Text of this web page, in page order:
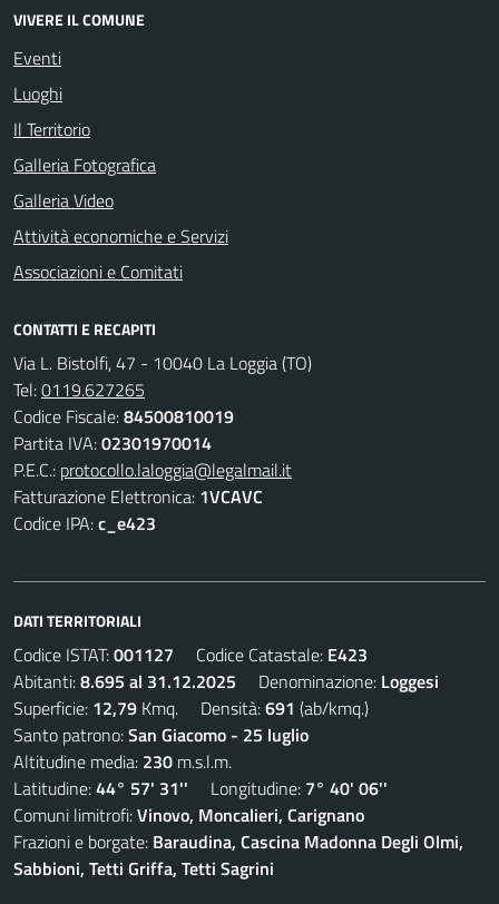
VIVERE IL COMUNE
Eventi
Luoghi
Il Territorio
Galleria Fotografica
Galleria Video
Attività economiche e Servizi
Associazioni e Comitati
CONTATTI E RECAPITI
Via L. Bistolfi, 47 - 10040 La Loggia (TO)
Tel:0119.627265
Codice Fiscale:84500810019
Partita IVA:02301970014
P.E.C.: protocollo.laloggia@legalmail.it
Fatturazione Elettronica: 1VCAVC
Codice IPA:c_e423
DATI TERRITORIALI
Codice ISTAT:001127 Codice Catastale: E423
Abitanti:8.695 al 31.12.2025 Denominazione: Loggesi
Superficie: 12,79 Kmq. Densità:691 (ab/kmq.)
Santo patrono:San Giacomo - 25 luglio
Altitudine media: 230 m.s.l.m.
Latitudine:44° 57' 31'' Longitudine: 7° 40' 06''
Comuni limitrofi:Vinovo, Moncalieri, Carignano
Frazioni e borgate: Baraudina, Cascina Madonna Degli Olmi,
Sabbioni, Tetti Griffa, Tetti Sagrini